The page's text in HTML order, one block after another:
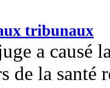
tribunaux
a causé
de la santé